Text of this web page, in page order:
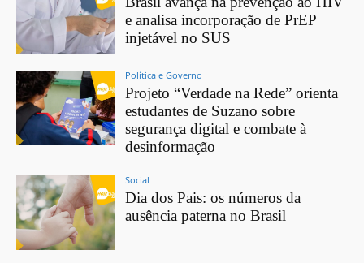
e analisa incorporação de PrEP
injetável no SUS
Política e Governo
Projeto “Verdade na Rede” orienta
estudantes de Suzano sobre
segurança digital e combate à
desinformação
Social
Dia dos Pais: os números da
ausência paterna no Brasil